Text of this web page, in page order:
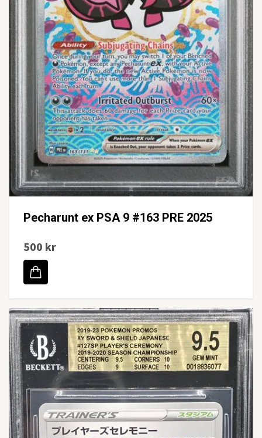
Pecharunt ex PSA 9 #163 PRE 2025
500 kr